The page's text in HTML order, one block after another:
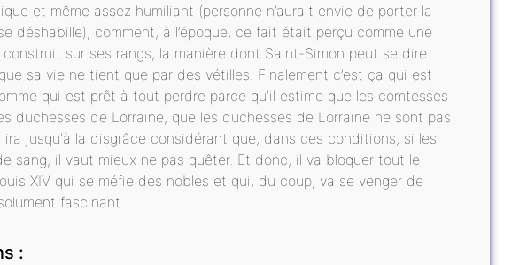
et même assez humiliant (personne n’aurait envie de porter la
déshabille), comment, à l’époque, ce fait était perçu comme une
sur ses rangs, la manière dont Saint-Simon peut se dire
sa vie ne tient que par des vétilles. Finalement c’est ça qui est
qui est prêt à tout perdre parce qu’il estime que les comtesses
duchesses de Lorraine, que les duchesses de Lorraine ne sont pas
jusqu'à la disgrâce considérant que, dans ces conditions, si les
sang, il vaut mieux ne pas quêter. Et donc, il va bloquer tout le
XIV qui se méfie des nobles et qui, du coup, va se venger de
fascinant.
: